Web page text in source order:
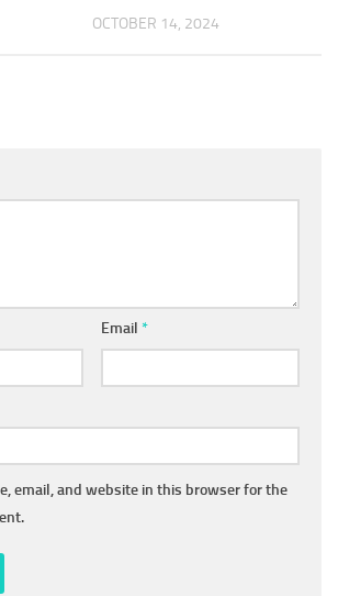
OCTOBER 14, 2024
Email *
email, and website in this browser for the